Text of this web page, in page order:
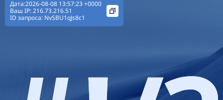
Дата:2026-08-08 13:57:23 +0000
Ваш IP:216.73.216.51
ID запроса: NvSBU1qJs8c1